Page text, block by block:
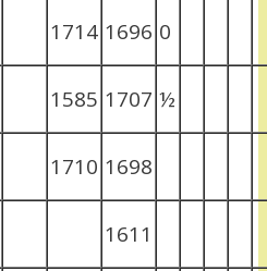
1714 1696 0
1585 1707 ½
1710 1698
1611